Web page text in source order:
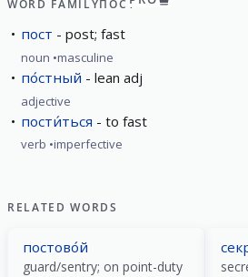
WORD FAMILYПОСТ
пост post; fast
noun masculine
по́стный lean adj
adjective
пости́ться to fast
verb imperfective
RELATED WORDS
постово́й
guard/sentry; on point-duty